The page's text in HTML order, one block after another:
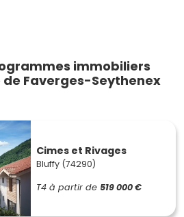
immobiliers
Faverges-Seythenex
Cimes et Rivages
Bluffy (74290)
T4 à partir de 519 000 €